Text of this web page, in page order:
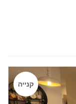
קנייה